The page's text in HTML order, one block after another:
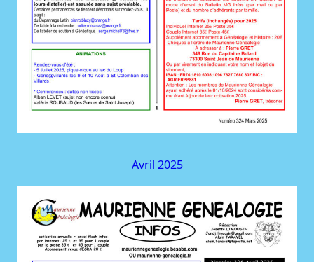
Avril 2025